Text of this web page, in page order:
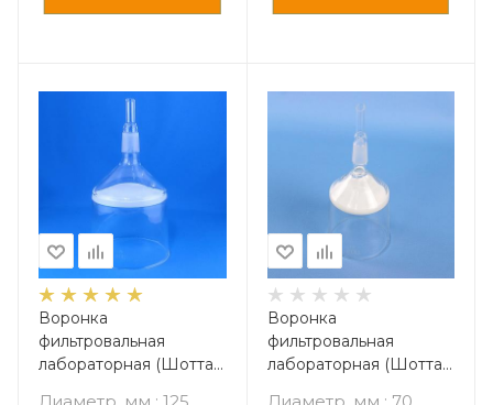
Воронка
фильтровальная
лабораторная (Шотта),
Воронка
фильтровальная
лабораторная (Шотта),